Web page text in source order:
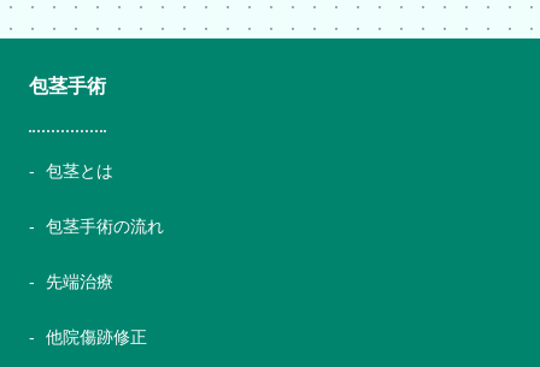
包茎手術
包茎とは
包茎手術の流れ
先端治療
他院傷跡修正